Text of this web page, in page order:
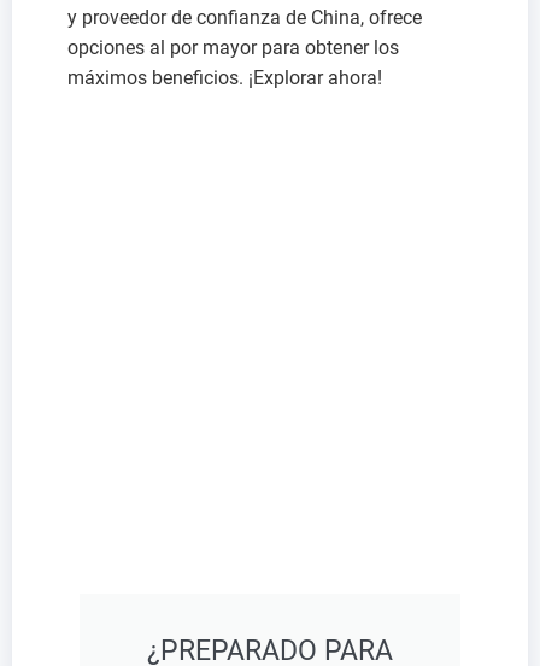
y proveedor de confianza de China, ofrece
opciones al por mayor para obtener los
máximos beneficios. ¡Explorar ahora!
¿PREPARADO PARA